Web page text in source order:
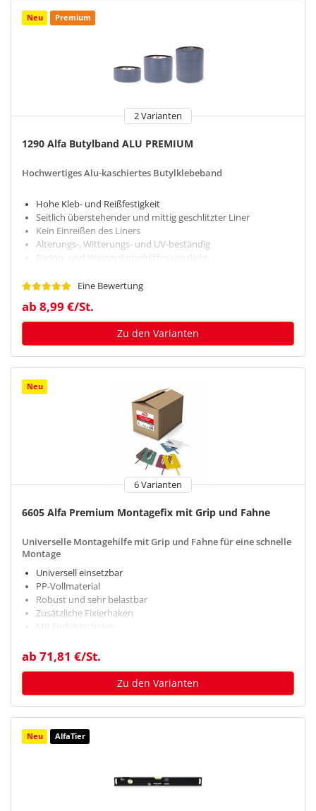
Neu Premium
2 Varianten
1290 Alfa Butylband ALU PREMIUM
Hochwertiges Alu-kaschiertes Butylklebeband
Hohe Kleb- und Reißfestigkeit
Seitlich überstehender und mittig geschlitzter Liner
Kein Einreißen des Liners
Alterungs-, Witterungs- und UV-beständig
Radon- und Wasserdampfdiffusionsdicht
Eine Bewertung
ab 8,99 €/St.
Zu den Varianten
Neu
6 Varianten
6605 Alfa Premium Montagefix mit Grip und Fahne
Universelle Montagehilfe mit Grip und Fahne für eine schnelle
Montage
Universell einsetzbar
PP-Vollmaterial
Robust und sehr belastbar
Zusätzliche Fixierhaken
Mit Einführschräge
ab 71,81 €/St.
Zu den Varianten
Neu AlfaTier